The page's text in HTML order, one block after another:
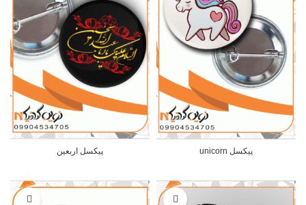
پیکسل unicorn پیکسل اربعین